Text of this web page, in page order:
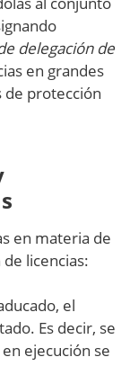
delegación de
en grandes
de protección
en materia de
licencias:
el
Es decir, se
ejecución se